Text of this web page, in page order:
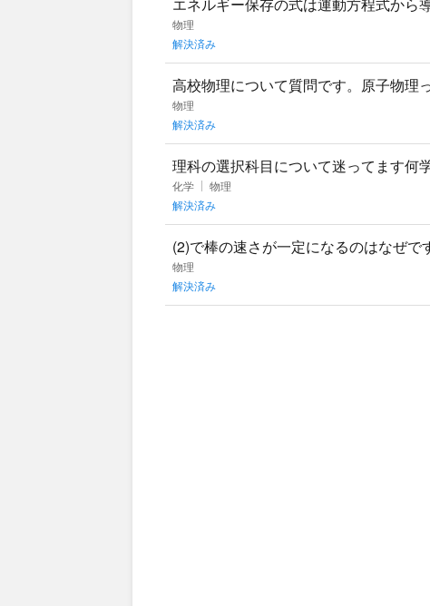
うやるんでしょうか？
物理
解決済み
高校物理について質問です。原子物理
さそうだしわかりにくいのであんまり勉
物理
解決済み
理科の選択科目について迷ってます何
むつもりです)物理化学、化学生物のど
化学
物理
解決済み
(2)で棒の速さが一定になるのはなぜ
ぜでしょうか。運動エネルギーが考慮
物理
解決済み